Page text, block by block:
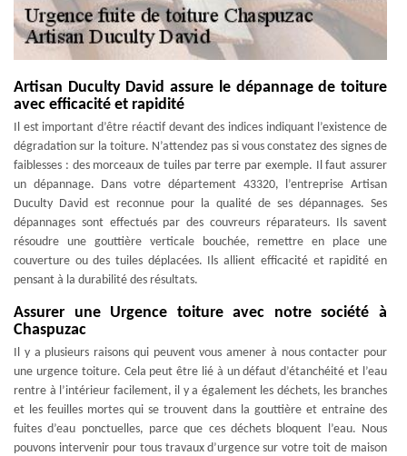
Artisan Duculty David assure le dépannage de toiture
avec efficacité et rapidité
Il est important d’être réactif devant des indices indiquant l’existence de
dégradation sur la toiture. N’attendez pas si vous constatez des signes de
faiblesses : des morceaux de tuiles par terre par exemple. Il faut assurer
un dépannage. Dans votre département 43320, l’entreprise Artisan
Duculty David est reconnue pour la qualité de ses dépannages. Ses
dépannages sont effectués par des couvreurs réparateurs. Ils savent
résoudre une gouttière verticale bouchée, remettre en place une
couverture ou des tuiles déplacées. Ils allient efficacité et rapidité en
pensant à la durabilité des résultats.
Assurer une Urgence toiture avec notre société à
Chaspuzac
Il y a plusieurs raisons qui peuvent vous amener à nous contacter pour
une urgence toiture. Cela peut être lié à un défaut d’étanchéité et l’eau
rentre à l’intérieur facilement, il y a également les déchets, les branches
et les feuilles mortes qui se trouvent dans la gouttière et entraine des
fuites d’eau ponctuelles, parce que ces déchets bloquent l’eau. Nous
pouvons intervenir pour tous travaux d’urgence sur votre toit de maison